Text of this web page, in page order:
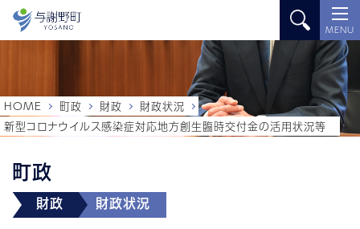
MENU
町政
財政 財政状況
HOME 町政 財政
財政状況
新型コロナウイルス感染症対応地方創生臨時交付金の活用状況等